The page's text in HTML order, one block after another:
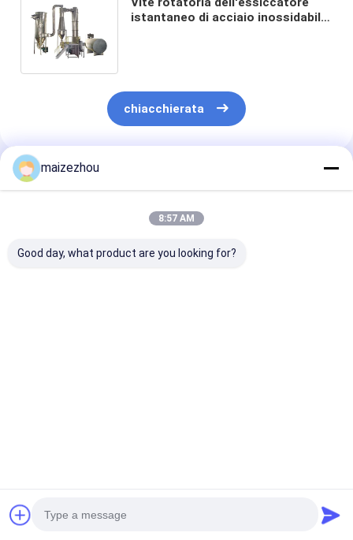
istantaneo di acciaio inossidabile
chiacchierata
Prodotti Raccomandati
maizezhou
8:57 AM
Good day, what product are you looking for?